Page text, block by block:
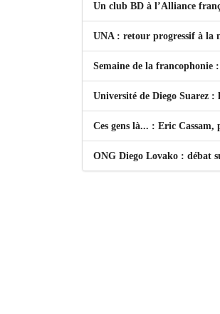
Un club BD à l’Alliance
UNA : retour progressif à la
Semaine de la francophonie
Université de Diego Suarez
Ces gens là... : Eric Cassam,
ONG Diego Lovako : débat